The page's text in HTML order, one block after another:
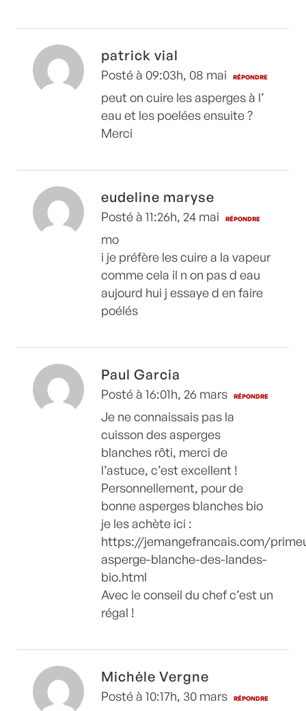
patrick vial
Posté à 09:03h, 08 mai RÉPONDRE
peut on cuire les asperges à l’
eau et les poelées ensuite ?
Merci
eudeline maryse
Posté à 11:26h, 24 mai RÉPONDRE
mo
i je préfère les cuire a la vapeur
comme cela il n on pas d eau
aujourd hui j essaye d en faire
poélés
Paul Garcia
Posté à 16:01h, 26 mars RÉPONDRE
Je ne connaissais pas la
cuisson des asperges
blanches rôti, merci de
l’astuce, c’est excellent !
Personnellement, pour de
bonne asperges blanches bio
je les achète ici :
https://jemangefrancais.com/
asperge-blanche-des-landes-
bio.html
Avec le conseil du chef c’est un
régal !
Michėle Vergne
Posté à 10:17h, 30 mars RÉPONDRE